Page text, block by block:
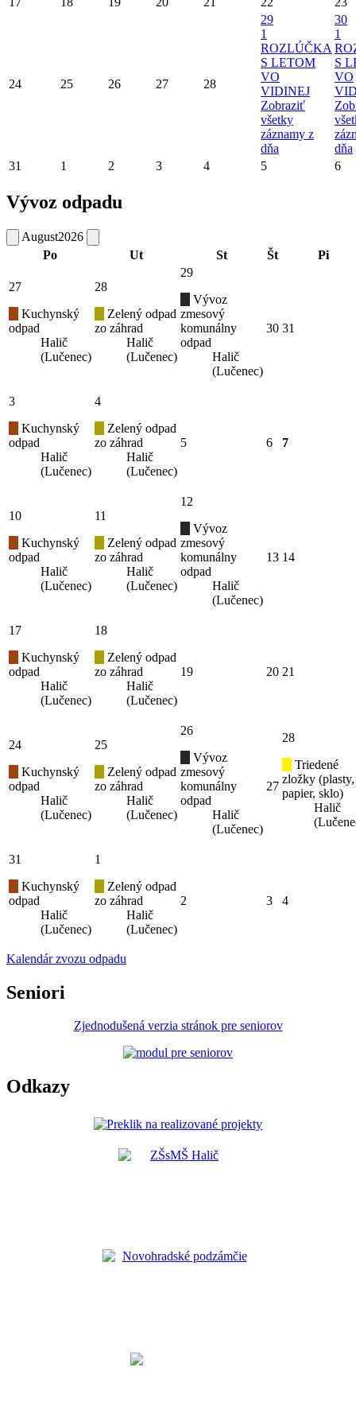
24 25 26 27 28
29
1
ROZLÚČKA
S LETOM
VO
VIDINEJ
Zobraziť
všetky
záznamy z
dňa
30
1
S
VO
dňa
31
1 2 3 4 5 6
Vývoz odpadu
August2026
Po
Ut St Št Pi
27
Kuchynský
odpad
Halič
(Lučenec)
28
Zelený odpad
zo záhrad
Halič
(Lučenec)
29
Vývoz
zmesový
komunálny
odpad
Halič
(Lučenec)
30 31
3
Kuchynský
odpad
Halič
(Lučenec)
4
Zelený odpad
zo záhrad
Halič
(Lučenec)
5 6 7
10
Kuchynský
odpad
Halič
(Lučenec)
11
Zelený odpad
zo záhrad
Halič
(Lučenec)
12
Vývoz
zmesový
komunálny
odpad
Halič
(Lučenec)
13 14
17
Kuchynský
odpad
Halič
(Lučenec)
18
Zelený odpad
zo záhrad
Halič
(Lučenec)
19 20 21
24
Kuchynský
odpad
Halič
(Lučenec)
25
Zelený odpad
zo záhrad
Halič
(Lučenec)
26
Vývoz
zmesový
komunálny
odpad
Halič
(Lučenec)
27
28
Triedené
zložky (plasty,
papier, sklo)
Halič
31
Kuchynský
odpad
Halič
(Lučenec)
1
Zelený odpad
zo záhrad
Halič
(Lučenec)
2 3 4
Kalendár zvozu odpadu
Seniori
Zjednodušená verzia stránok pre seniorov
Odkazy